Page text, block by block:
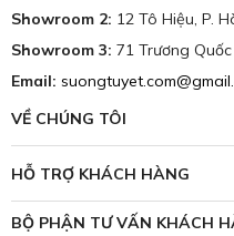
Showroom 2: 12 Tô Hiệu, P.
Showroom 3: 71 Trương
Email:
VỀ CHÚNG TÔI
HỖ TRỢ KHÁCH HÀNG
BỘ PHẬN TƯ VẤN KHÁCH